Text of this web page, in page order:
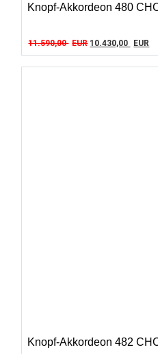
Knopf-Akkordeon 480
11.590,00 EUR Original price
10.430,00 EUR
Knopf-Akkordeon 482